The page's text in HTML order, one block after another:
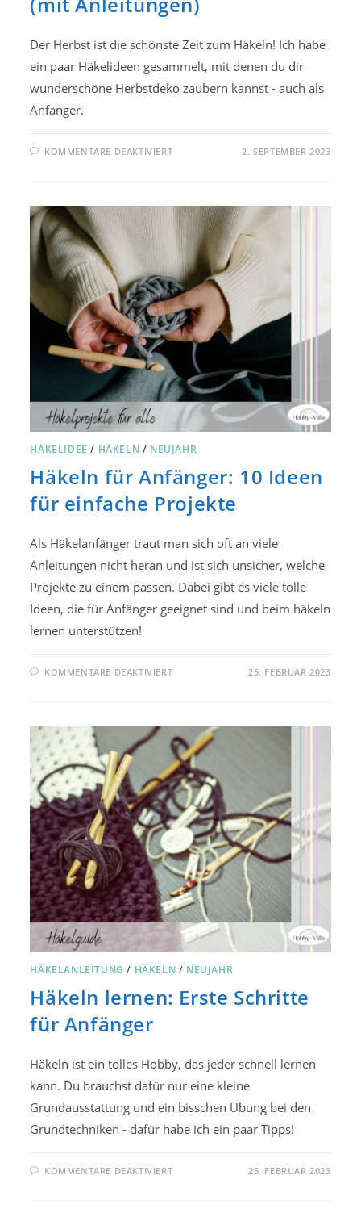
Der Herbst ist die schönste Zeit zum Häkeln! Ich habe
ein paar Häkelideen gesammelt, mit denen du dir
wunderschöne Herbstdeko zaubern kannst - auch als
Anfänger.
KOMMENTARE DEAKTIVIERTFÜR
HERBST
(MIT
ANLEITUNGEN)
2. SEPTEMBER 2023
HÄKELIDEE / HÄKELN / NEUJAHR
Häkeln für Anfänger: 10 Ideen
für einfache Projekte
Als Häkelanfänger traut man sich oft an viele
Anleitungen nicht heran und ist sich unsicher, welche
Projekte zu einem passen. Dabei gibt es viele tolle
Ideen, die für Anfänger geeignet sind und beim häkeln
lernen unterstützen!
KOMMENTARE DEAKTIVIERTFÜR
IDEEN
FÜR
EINFACHE
PROJEKTE
25. FEBRUAR 2023
HÄKELANLEITUNG / HÄKELN / NEUJAHR
Häkeln lernen: Erste Schritte
für Anfänger
Häkeln ist ein tolles Hobby, das jeder schnell lernen
kann. Du brauchst dafür nur eine kleine
Grundausstattung und ein bisschen Übung bei den
Grundtechniken - dafür habe ich ein paar Tipps!
KOMMENTARE DEAKTIVIERTFÜR 25. FEBRUAR 2023